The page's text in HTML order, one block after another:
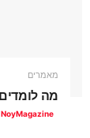
מאמרים
מה לומדים
NoyMagazine